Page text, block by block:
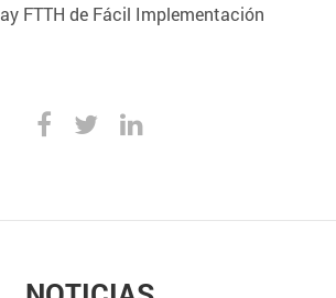
FTTH de Fácil Implementación